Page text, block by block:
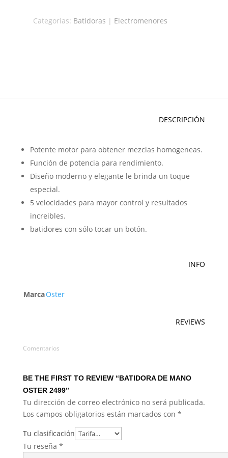
Categorias: Batidoras | Electromenores
DESCRIPCIÓN
Potente motor para obtener mezclas homogeneas.
Función de potencia para rendimiento.
Diseño moderno y elegante le brinda un toque
especial.
5 velocidades para mayor control y resultados
increibles.
batidores con sólo tocar un botón.
INFO
MarcaOster
REVIEWS
Comentarios
BE THE FIRST TO REVIEW “BATIDORA DE MANO
OSTER 2499”
Tu dirección de correo electrónico no será publicada.
Los campos obligatorios están marcados con *
Tu clasificación
Tu reseña *